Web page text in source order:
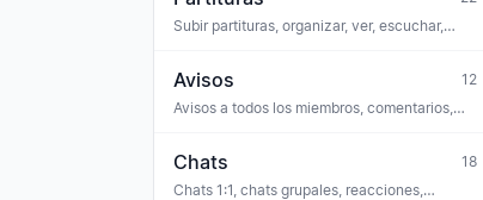
Subir partituras, organizar, ver, escuchar,
Avisos
12
Avisos a todos los miembros, comentarios,
Chats
18
Chats 1:1, chats grupales, reacciones,